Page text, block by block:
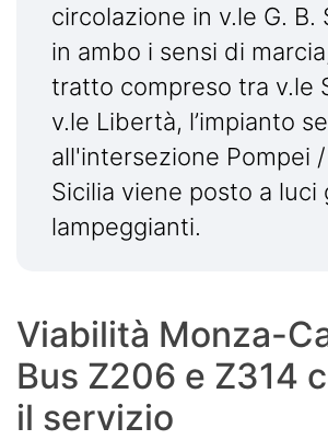
circolazione in v.le G. B.
in ambo i sensi di
tratto compreso tra v.le
v.le Libertà, l’impianto
all'intersezione Pompei /
Sicilia viene posto a luci
lampeggianti.
Viabilità Monza-
Bus Z206 e Z314
il servizio